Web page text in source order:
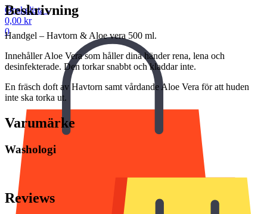
Önskelista -
0,00 kr
0
Beskrivning
Handgel – Havtorn & Aloe vera 500 ml.
Innehåller Aloe Vera som håller dina händer rena, lena och
desinfekterade. Den torkar snabbt och kladdar inte.
En fräsch doft av Havtorn samt vårdande Aloe Vera för att huden
inte ska torka ut.
Varumärke
Washologi
Reviews